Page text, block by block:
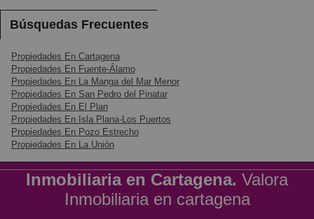
Búsquedas Frecuentes
Propiedades En Cartagena
Propiedades En Fuente-Álamo
Propiedades En La Manga del Mar Menor
Propiedades En San Pedro del Pinatar
Propiedades En El Plan
Propiedades En Isla Plana-Los Puertos
Propiedades En Pozo Estrecho
Propiedades En La Unión
Inmobiliaria en Cartagena. Valora
Inmobiliaria en cartagena